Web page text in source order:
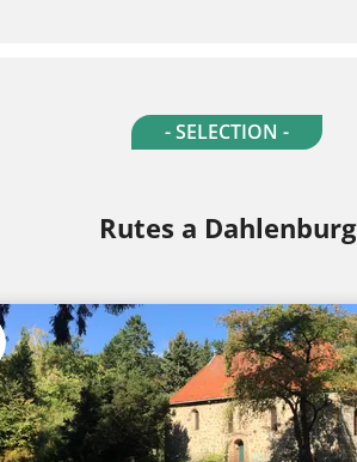
- SELECTION -
Rutes a Dahlenburg